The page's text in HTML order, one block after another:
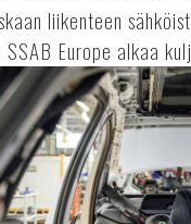
liikenteen
SSAB Europe alkaa